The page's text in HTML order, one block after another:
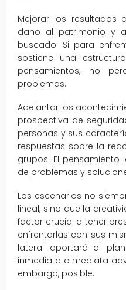
Mejorar los resultados
daño al patrimonio y
buscado. Si para
sostiene una
pensamientos, no
problemas.
Adelantar los
prospectiva de
personas y sus
respuestas sobre la
grupos. El pensamiento
de problemas y
Los escenarios no
lineal, sino que la
factor crucial a tener
enfrentarlas con sus
lateral aportará al
inmediata o mediata
embargo, posible.